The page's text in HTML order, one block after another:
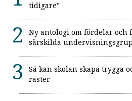
tidigare"
Ny antologi om fördelar och
särskilda
Så kan skolan skapa trygga
raster